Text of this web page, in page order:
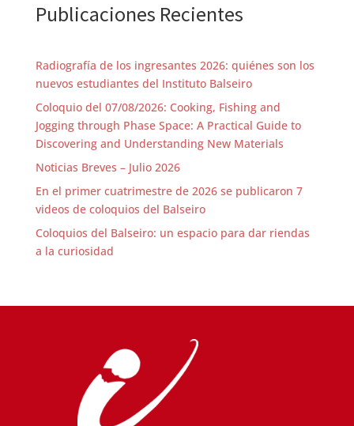
Publicaciones Recientes
Radiografía de los ingresantes 2026: quiénes son los
nuevos estudiantes del Instituto Balseiro
Coloquio del 07/08/2026: Cooking, Fishing and
Jogging through Phase Space: A Practical Guide to
Discovering and Understanding New Materials
Noticias Breves – Julio 2026
En el primer cuatrimestre de 2026 se publicaron 7
videos de coloquios del Balseiro
Coloquios del Balseiro: un espacio para dar riendas
a la curiosidad